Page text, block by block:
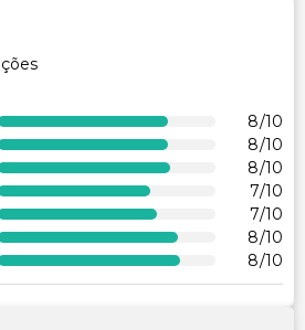
bicicletas disponível
(em quartos selecionados)
8/10
8/10
8/10
7/10
7/10
8/10
8/10